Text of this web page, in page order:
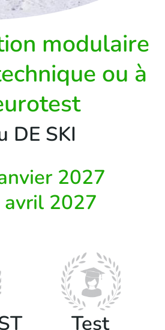
modulaire
ou à
DE SKI
2027
avril 2027
Test